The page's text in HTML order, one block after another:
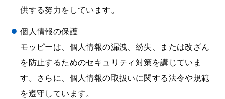
供する努力をしています。
個人情報の保護
モッピーは、個人情報の漏洩、紛失、または改ざん
を防止するためのセキュリティ対策を講じていま
す。さらに、個人情報の取扱いに関する法令や規範
を遵守しています。